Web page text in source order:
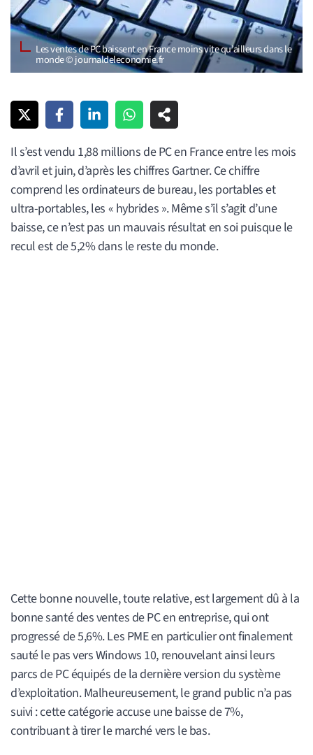
Les ventes de PC baissent en France moins vite qu’ailleurs dans le
monde © journaldeleconomie.fr
Il s’est vendu 1,88 millions de PC en France entre les mois
d’avril et juin, d’après les chiffres Gartner. Ce chiffre
comprend les ordinateurs de bureau, les portables et
ultra-portables, les « hybrides ». Même s’il s’agit d’une
baisse, ce n’est pas un mauvais résultat en soi puisque le
recul est de 5,2% dans le reste du monde.
Cette bonne nouvelle, toute relative, est largement dû à la
bonne santé des ventes de PC en entreprise, qui ont
progressé de 5,6%. Les PME en particulier ont finalement
sauté le pas vers Windows 10, renouvelant ainsi leurs
parcs de PC équipés de la dernière version du système
d’exploitation. Malheureusement, le grand public n’a pas
suivi : cette catégorie accuse une baisse de 7%,
contribuant à tirer le marché vers le bas.